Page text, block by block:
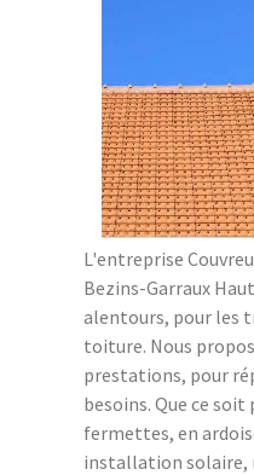
L'entreprise
Bezins-Garraux
alentours, pour les
toiture. Nous
prestations, pour
besoins. Que ce
fermettes, en
installation solaire,